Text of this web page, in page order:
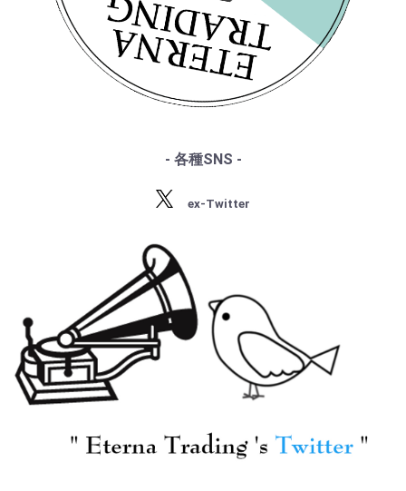
[VÉGA] ウィーン・コン
ツェルトハウスQt. P.リ
2番, Vnソナタ 他
[Ducretet Thomson] ウ
ハウスQt. / ベートーヴ
[Ducretet Thomson] ウ[Ducretet Thomson] ウ
・プッチーニ
・マーラー
・ドビュッシー
・R.シュトラウス
・ストラヴィンスキー
・ショスタコーヴィチ
- 各種SNS -
ex-Twitter